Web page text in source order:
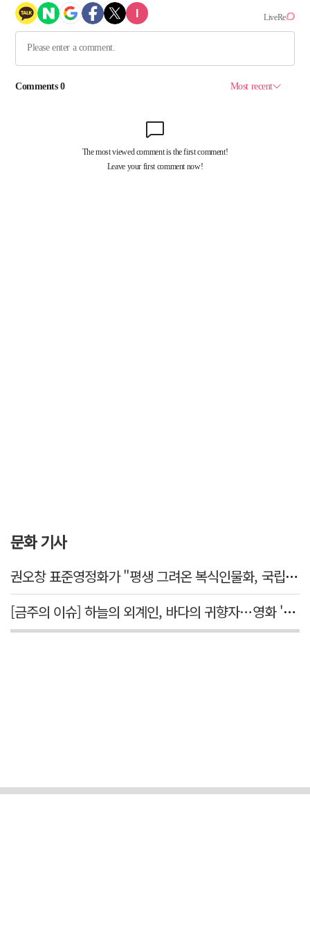
문화 기사
권오창 표준영정화가 "평생 그려온 복식인물화, 국립대구박물관에서 가치 있게 활용되길"
[금주의 이슈] 하늘의 외계인, 바다의 귀향자…영화 '호프'와 '오디세이'